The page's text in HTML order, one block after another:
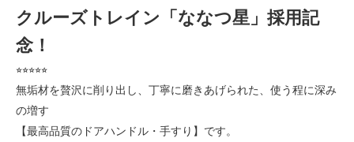
クルーズトレイン「ななつ星」採用記
念！
⭐︎⭐︎⭐︎⭐︎⭐︎
無垢材を贅沢に削り出し、丁寧に磨きあげられた、使う程に深み
の増す
【最高品質のドアハンドル・手すり】です。